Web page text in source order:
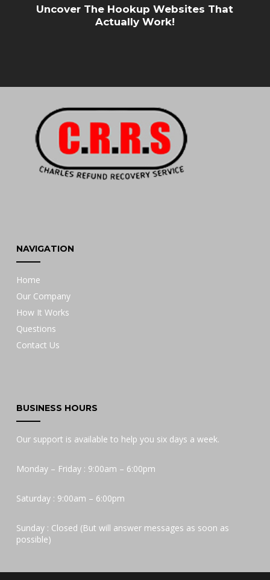
Uncover The Hookup Websites That
Actually Work!
NAVIGATION
Home
Our Company
How It Works
Questions
Contact Us
BUSINESS HOURS
Our support is available to help you six days a week.
Monday – Friday : 9:00am – 6:00pm
Saturday : 9:00am – 6:00pm
Sunday : Closed (But will answer messages as soon as
possible)